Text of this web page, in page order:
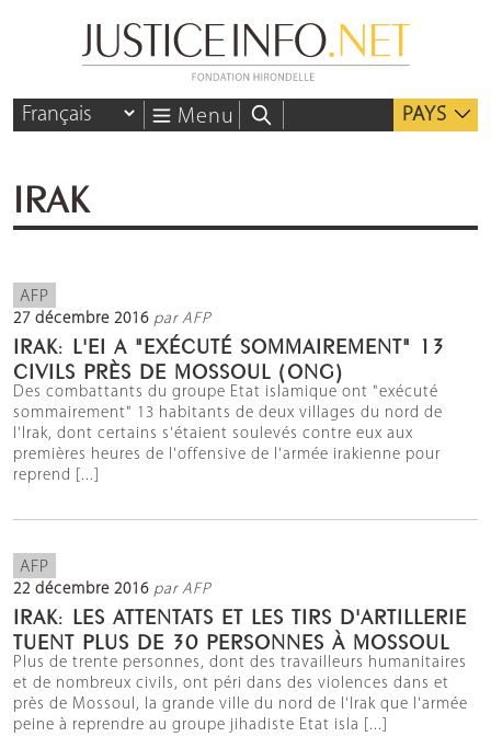
Menu PAYS
IRAK
AFP
27 décembre 2016 par AFP
IRAK: L'EI A "EXÉCUTÉ SOMMAIREMENT" 13
CIVILS PRÈS DE MOSSOUL (ONG)
Des combattants du groupe Etat islamique ont "exécuté
sommairement" 13 habitants de deux villages du nord de
l'Irak, dont certains s'étaient soulevés contre eux aux
premières heures de l'offensive de l'armée irakienne pour
reprend [...]
AFP
22 décembre 2016 par AFP
IRAK: LES ATTENTATS ET LES TIRS D'ARTILLERIE
TUENT PLUS DE 30 PERSONNES À MOSSOUL
Plus de trente personnes, dont des travailleurs humanitaires
et de nombreux civils, ont péri dans des violences dans et
près de Mossoul, la grande ville du nord de l'Irak que l'armée
peine à reprendre au groupe jihadiste Etat isla [...]